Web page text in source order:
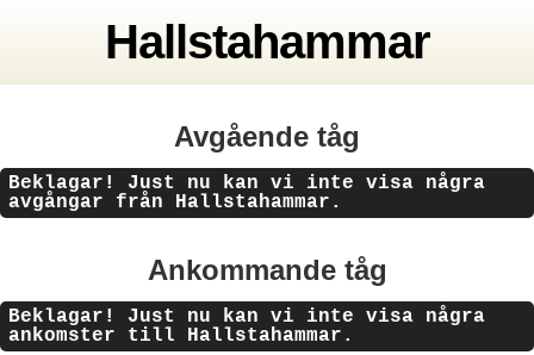
Hallstahammar
Avgående tåg
Beklagar! Just nu kan vi inte visa några
avgångar från Hallstahammar.
Ankommande tåg
Beklagar! Just nu kan vi inte visa några
ankomster till Hallstahammar.